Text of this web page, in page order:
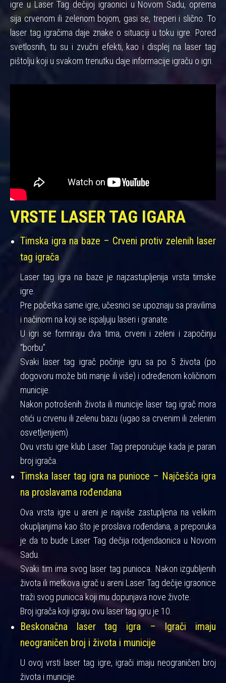
igre u Laser Tag dečijoj igraonici u Novom Sadu, oprema
sija crvenom ili zelenom bojom, gasi se, treperi i slično. To
laser tag igračima daje znake o situaciji u toku igre. Pored
svetlosnih, tu su i zvučni efekti, kao i displej na laser tag
pištolju koji u svakom trenutku daje informacije igraču o igri.
VRSTE LASER TAG IGARA
Timska igra na baze – Crveni protiv zelenih laser
tag igrača
Laser tag igra na baze je najzastupljenija vrsta timske
igre.
Pre početka same igre, učesnici se upoznaju sa pravilima
i načinom na koji se ispaljuju laseri i granate.
U igri se formiraju dva tima, crveni i zeleni i započinju
“borbu”.
Svaki laser tag igrač počinje igru sa po 5 života (po
dogovoru može biti manje ili više) i određenom količinom
municije.
Nakon potrošenih života ili municije laser tag igrač mora
otići u crvenu ili zelenu bazu (ugao sa crvenim ili zelenim
osvetljenjiem).
Ovu vrstu igre klub Laser Tag preporučuje kada je paran
broj igrača.
Timska laser tag igra na punioce – Najčešća igra
na proslavama rođendana
Ova vrsta igre u areni je najviše zastupljena na velikim
okupljanjima kao što je proslava rođendana, a preporuka
je da to bude Laser Tag dečija rodjendaonica u Novom
Sadu.
Svaki tim ima svog laser tag punioca. Nakon izgubljenih
života ili metkova igrač u areni Laser Tag dečije igraonice
traži svog punioca koji mu dopunjava nove živote.
Broj igrača koji igraju ovu laser tag igru je 10.
Beskonačna laser tag igra – Igrači imaju
neograničen broj i života i municije
U ovoj vrsti laser tag igre, igrači imaju neograničen broj
života i municije.